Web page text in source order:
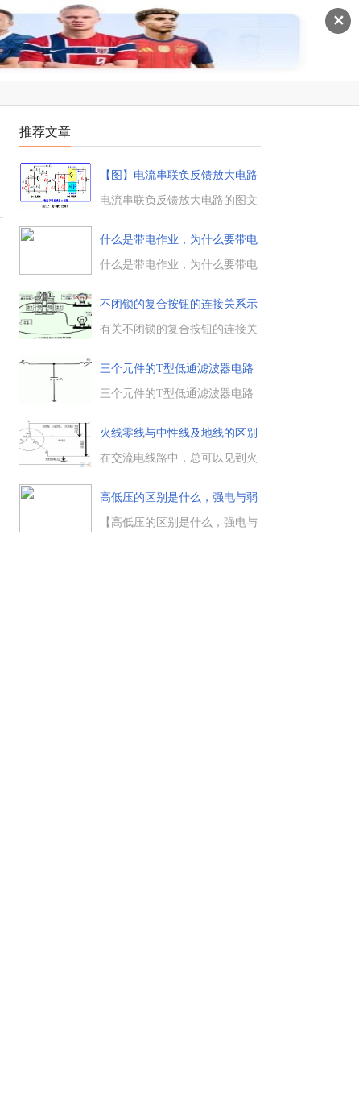
✕
推荐文章
【图】电流串联负反馈放大电路
的
电流串联负反馈放大电路的图文
路，交流等效电路方框图，负载
发生变化时，通过负反馈稳定输
出电流和稳定输出电压是矛盾
什么是带电作业，为什么要带电
作业
什么是带电作业，为什么要带电
情况下开展线路作业。为什么需
要带电作业？ 在这之前大家得先
明白， 电气设备在长期运行中，
不闭锁的复合按钮的连接关系示
意
有关不闭锁的复合按钮的连接关
触点与常闭触点，当手指按下按
钮时，常闭触点断开，而开触点
闭合;手指放松后，常闭触点复位
三个元件的T型低通滤波器电路
图
三个元件的T型低通滤波器电路
火线零线与中性线及地线的区别
在交流电线路中，总可以见到火
么火线零线与中性线及地线有什
么区别，在使用时应注意哪些问
题，让我们一起来了解下。...
高低压的区别是什么，强电与弱
电的
【高低压的区别是什么，强电与